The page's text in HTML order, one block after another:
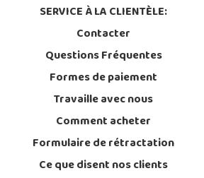
SERVICE À LA CLIENTÈLE:
Contacter
Questions Fréquentes
Formes de paiement
Travaille avec nous
Comment acheter
Formulaire de rétractation
Ce que disent nos clients